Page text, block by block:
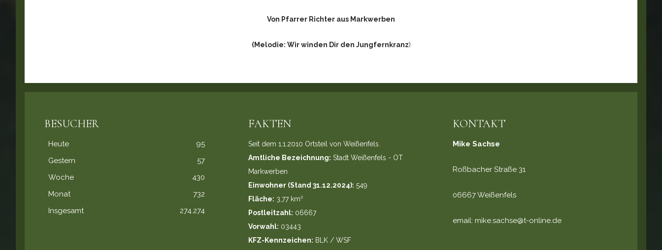
Von Pfarrer Richter aus Markwerben
(Melodie: Wir winden Dir den Jungfernkranz)
BESUCHER
Heute
95
Gestern
57
Woche
430
Monat
732
Insgesamt
274.274
FAKTEN
Seit dem 1.1.2010 Ortsteil von Weißenfels.
Amtliche Bezeichnung: Stadt Weißenfels - OT
Markwerben
Einwohner (Stand 31.12.2024): 549
Fläche: 3,77 km²
Postleitzahl: 06667
Vorwahl: 03443
KFZ-Kennzeichen: BLK / WSF
KONTAKT
Mike Sachse
Roßbacher Straße 31
06667 Weißenfels
email: mike.sachse@t-online.de